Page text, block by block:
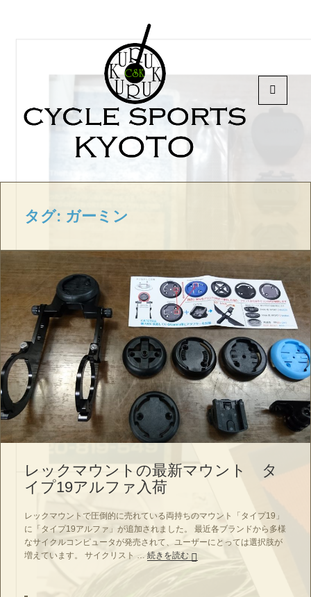
タグ: ガーミン
レックマウントの最新マウント タ
イプ19アルファ入荷
レックマウントで圧倒的に売れている両持ちのマウント「タイプ19」
に「タイプ19アルファ」が追加されました。 最近各ブランドから多様
なサイクルコンピュータが発売されて、ユーザーにとっては選択肢が
増えています。 サイクリスト …続きを読む レックマウントの最新マウン